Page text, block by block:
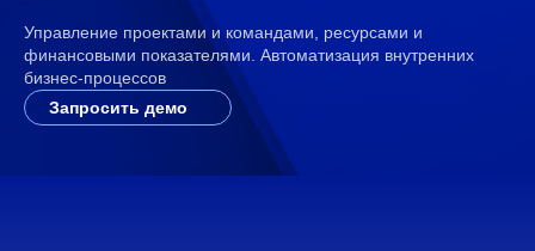
Управление проектами и командами, ресурсами и
финансовыми показателями. Автоматизация внутренних
бизнес-процессов
Запросить демо